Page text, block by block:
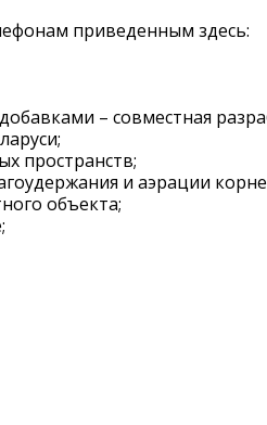
приведенным здесь:
– совместная
пространств;
и аэрации
объекта;